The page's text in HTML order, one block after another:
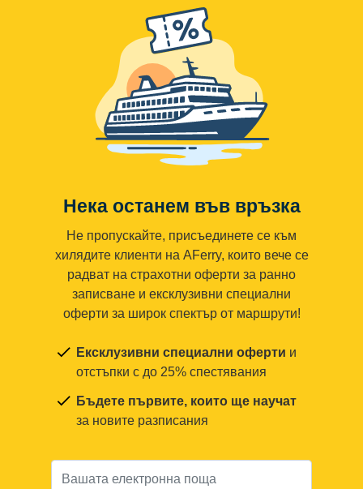
Нека останем във връзка
Не пропускайте, присъединете се към
хилядите клиенти на AFerry, които вече се
радват на страхотни оферти за ранно
записване и ексклузивни специални
оферти за широк спектър от маршрути!
Ексклузивни специални оферти и
отстъпки с до 25% спестявания
Бъдете първите, които ще научат
за новите разписания